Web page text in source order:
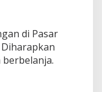
di Pasar
berbelanja.